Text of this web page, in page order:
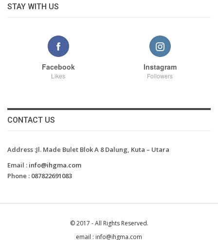
STAY WITH US
Facebook
Likes
Instagram
Followers
CONTACT US
Address :Jl. Made Bulet Blok A 8 Dalung, Kuta – Utara
Email : info@ihgma.com
Phone : 087822691083
© 2017 - All Rights Reserved.
email : info@ihgma.com